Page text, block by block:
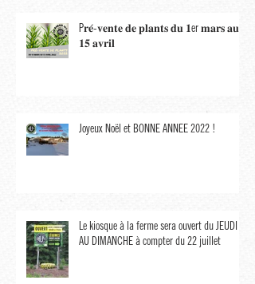
P𝐫𝐞́-𝐯𝐞𝐧𝐭𝐞 𝐝𝐞 𝐩𝐥𝐚𝐧𝐭𝐬 𝐝𝐮 𝟏er 𝐦𝐚𝐫𝐬 𝐚𝐮
𝟏𝟓 𝐚𝐯𝐫𝐢𝐥
Joyeux Noël et BONNE ANNÉE 2022 !
Le kiosque à la ferme sera ouvert du JEUDI
AU DIMANCHE à compter du 22 juillet